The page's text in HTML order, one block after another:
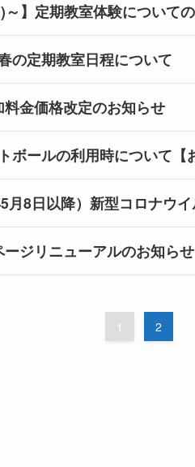
)～】定期教室体験について
の定期教室日程について
料金価格改定のお知らせ
ボールの利用時について【
5月8日以降）新型コロナウ
ージリニューアルのお知らせ
1 2